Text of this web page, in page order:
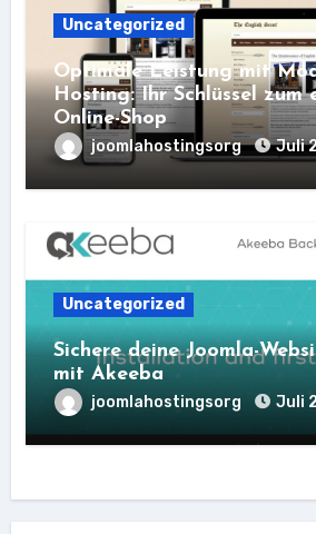
Uncategorized
Optimale Leistung mit
Hosting: Ihr Schlüssel zum
Online-Shop
joomlahostingsorg Juli
Uncategorized
Sichere deine Joomla-
mit Akeeba
joomlahostingsorg Juli